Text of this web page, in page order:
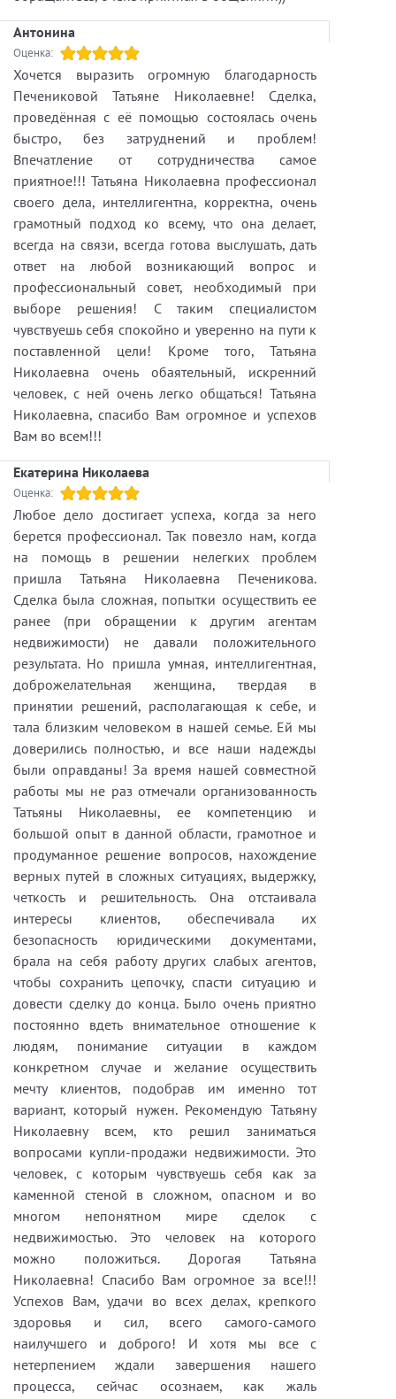
Антонина
Оценка:
Хочется выразить огромную благодарность
Печениковой Татьяне Николаевне! Сделка,
проведённая с её помощью состоялась очень
быстро, без затруднений и проблем!
Впечатление от сотрудничества самое
приятное!!! Татьяна Николаевна профессионал
своего дела, интеллигентна, корректна, очень
грамотный подход ко всему, что она делает,
всегда на связи, всегда готова выслушать, дать
ответ на любой возникающий вопрос и
профессиональный совет, необходимый при
выборе решения! С таким специалистом
чувствуешь себя спокойно и уверенно на пути к
поставленной цели! Кроме того, Татьяна
Николаевна очень обаятельный, искренний
человек, с ней очень легко общаться! Татьяна
Николаевна, спасибо Вам огромное и успехов
Вам во всем!!!
Екатерина Николаева
Оценка:
Любое дело достигает успеха, когда за него
берется профессионал. Так повезло нам, когда
на помощь в решении нелегких проблем
пришла Татьяна Николаевна Печеникова.
Сделка была сложная, попытки осуществить ее
ранее (при обращении к другим агентам
недвижимости) не давали положительного
результата. Но пришла умная, интеллигентная,
доброжелательная женщина, твердая в
принятии решений, располагающая к себе, и
тала близким человеком в нашей семье. Ей мы
доверились полностью, и все наши надежды
были оправданы! За время нашей совместной
работы мы не раз отмечали организованность
Татьяны Николаевны, ее компетенцию и
большой опыт в данной области, грамотное и
продуманное решение вопросов, нахождение
верных путей в сложных ситуациях, выдержку,
четкость и решительность. Она отстаивала
интересы клиентов, обеспечивала их
безопасность юридическими документами,
брала на себя работу других слабых агентов,
чтобы сохранить цепочку, спасти ситуацию и
довести сделку до конца. Было очень приятно
постоянно вдеть внимательное отношение к
людям, понимание ситуации в каждом
конкретном случае и желание осуществить
мечту клиентов, подобрав им именно тот
вариант, который нужен. Рекомендую Татьяну
Николаевну всем, кто решил заниматься
вопросами купли-продажи недвижимости. Это
человек, с которым чувствуешь себя как за
каменной стеной в сложном, опасном и во
многом непонятном мире сделок с
недвижимостью. Это человек на которого
можно положиться. Дорогая Татьяна
Николаевна! Спасибо Вам огромное за все!!!
Успехов Вам, удачи во всех делах, крепкого
здоровья и сил, всего самого-самого
наилучшего и доброго! И хотя мы все с
нетерпением ждали завершения нашего
процесса, сейчас осознаем, как жаль